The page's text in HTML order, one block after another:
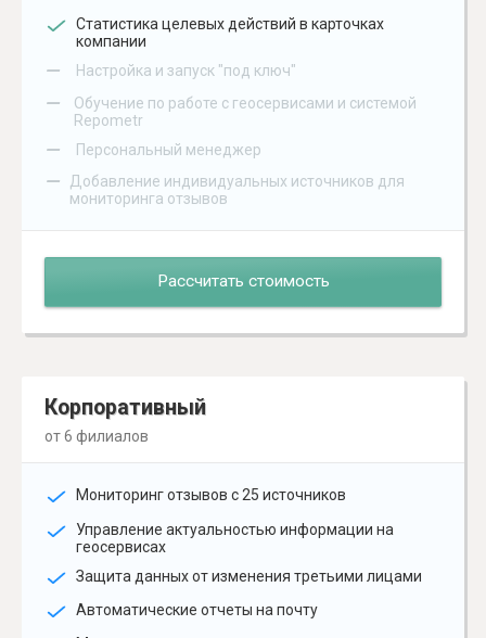
Статистика целевых действий в карточках
компании
– Настройка и запуск "под ключ"
–
Обучение по работе с геосервисами и системой
Repometr
– Персональный менеджер
–
Добавление индивидуальных источников для
мониторинга отзывов
Рассчитать стоимость
Корпоративный
от 6 филиалов
Мониторинг отзывов с 25 источников
Управление актуальностью информации на
геосервисах
Защита данных от изменения третьими лицами
Автоматические отчеты на почту